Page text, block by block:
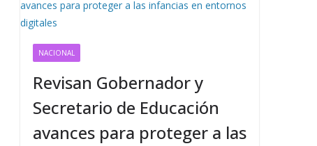
NACIONAL
Revisan Gobernador y
Secretario de Educación
avances para proteger a las